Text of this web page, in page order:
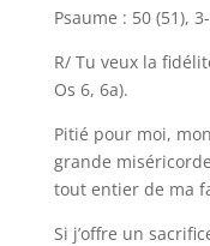
Psaume : 50 (51),
R/ Tu veux la
Os 6, 6a).
Pitié pour moi,
grande
tout entier de ma
Si j’offre un